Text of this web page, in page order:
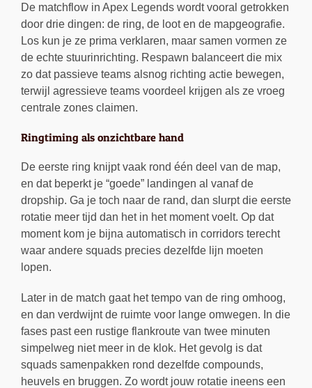
De matchflow in Apex Legends wordt vooral getrokken
door drie dingen: de ring, de loot en de mapgeografie.
Los kun je ze prima verklaren, maar samen vormen ze
de echte stuurinrichting. Respawn balanceert die mix
zo dat passieve teams alsnog richting actie bewegen,
terwijl agressieve teams voordeel krijgen als ze vroeg
centrale zones claimen.
Ringtiming als onzichtbare hand
De eerste ring knijpt vaak rond één deel van de map,
en dat beperkt je “goede” landingen al vanaf de
dropship. Ga je toch naar de rand, dan slurpt die eerste
rotatie meer tijd dan het in het moment voelt. Op dat
moment kom je bijna automatisch in corridors terecht
waar andere squads precies dezelfde lijn moeten
lopen.
Later in de match gaat het tempo van de ring omhoog,
en dan verdwijnt de ruimte voor lange omwegen. In die
fases past een rustige flankroute van twee minuten
simpelweg niet meer in de klok. Het gevolg is dat
squads samenpakken rond dezelfde compounds,
heuvels en bruggen. Zo wordt jouw rotatie ineens een